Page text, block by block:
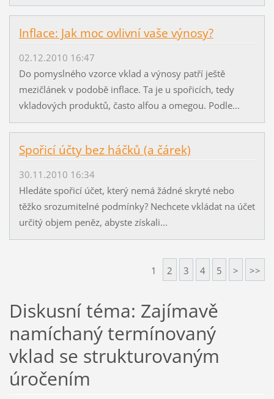
Inflace: Jak moc ovlivní vaše výnosy?
02.12.2010 16:47
Do pomyslného vzorce vklad a výnosy patří ještě
mezičlánek v podobě inflace. Ta je u spořicích, tedy
vkladových produktů, často alfou a omegou. Podle...
Spořicí účty bez háčků (a čárek)
30.11.2010 16:34
Hledáte spořicí účet, který nemá žádné skryté nebo
těžko srozumitelné podmínky? Nechcete vkládat na účet
určitý objem peněz, abyste získali...
1 2 3 4 5 > >>
Diskusní téma: Zajímavě
namíchaný termínovaný
vklad se strukturovaným
úročením